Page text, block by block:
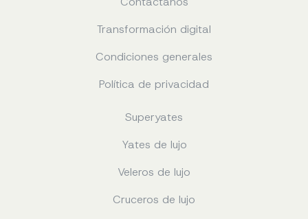
Transformación digital
Condiciones generales
Política de privacidad
Superyates
Yates de lujo
Veleros de lujo
Cruceros de lujo